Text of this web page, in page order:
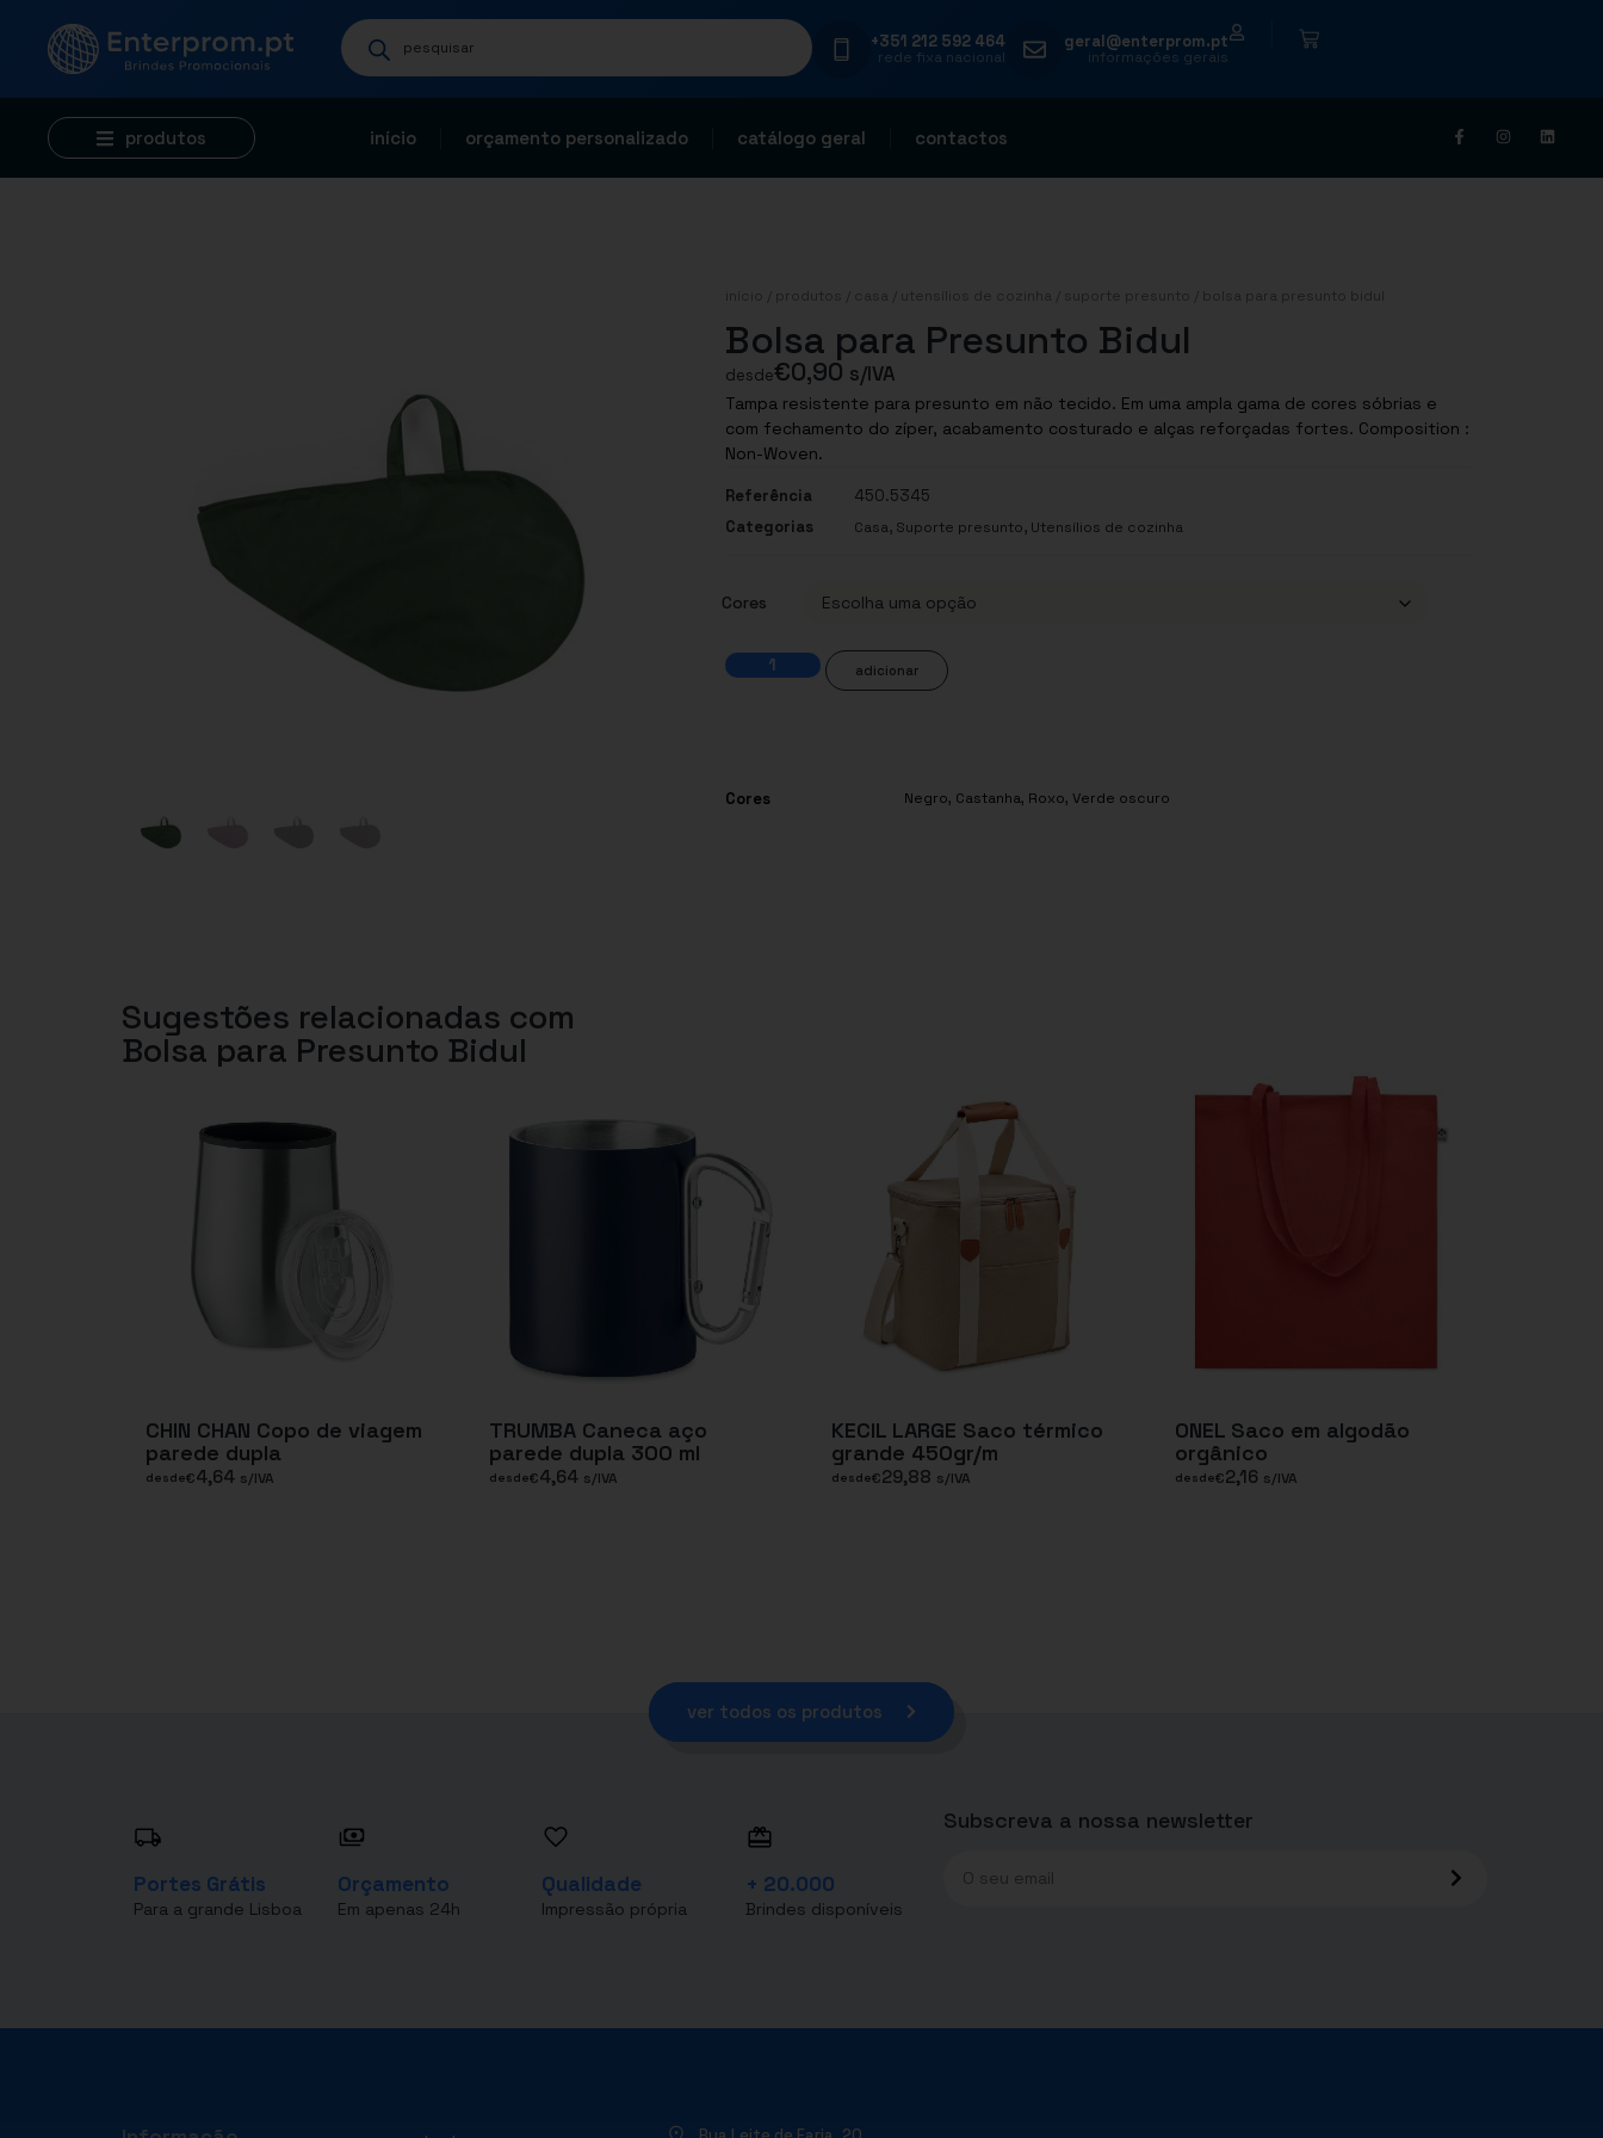
+351 212 592 464
rede fixa nacional
geral@enterprom.pt
informações gerais
produtos início orçamento personalizado catálogo geral contactos
início produtos casa utensílios de cozinha suporte presunto / bolsa para presunto bidul
Bolsa para Presunto Bidul
desde€0,90 s/IVA
Tampa resistente para presunto em não tecido. Em uma ampla gama de cores sóbrias e
com fechamento do zíper, acabamento costurado e alças reforçadas fortes. Composition :
Non-Woven.
Referência
450.5345
Categorias
Casa, Suporte presunto, Utensílios de cozinha
Cores
adicionar
Cores Negro, Castanha, Roxo, Verde oscuro
Sugestões relacionadas com
Bolsa para Presunto Bidul
CHIN CHAN Copo de viagem
parede dupla
desde€4,64 s/IVA
TRUMBA Caneca aço
parede dupla 300 ml
desde€4,64 s/IVA
KECIL LARGE Saco térmico
grande 450gr/m
desde€29,88 s/IVA
ONEL Saco em algodão
orgânico
desde€2,16 s/IVA
ver todos os produtos
Portes Grátis
Para a grande Lisboa
Orçamento
Em apenas 24h
Qualidade
Impressão própria
+ 20.000
Brindes disponíveis
Subscreva a nossa newsletter